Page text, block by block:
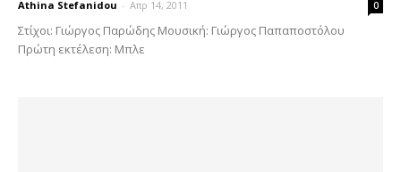
Athina Stefanidou - Απρ 14, 2011 0
Στίχοι: Γιώργος Παρώδης Μουσική: Γιώργος Παπαποστόλου
Πρώτη εκτέλεση: Μπλε